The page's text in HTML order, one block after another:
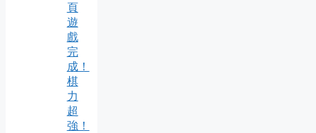
頁
遊
戲
完
成！
棋
力
超
強！